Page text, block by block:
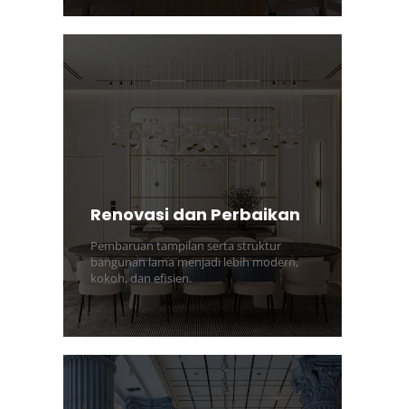
Renovasi dan Perbaikan
Pembaruan tampilan serta struktur
bangunan lama menjadi lebih modern,
kokoh, dan efisien.